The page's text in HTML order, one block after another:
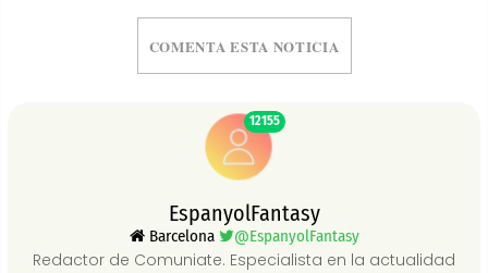
COMENTA ESTA NOTICIA
12155
EspanyolFantasy
Barcelona @EspanyolFantasy
Redactor de Comuniate. Especialista en la actualidad